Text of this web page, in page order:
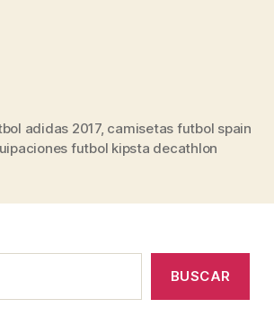
adidas 2017, camisetas futbol spain
futbol kipsta decathlon
BUSCAR